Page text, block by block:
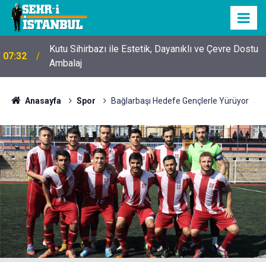
07:32
Kutu Sihirbazı ile Estetik, Dayanıklı ve Çevre Dostu
Ambalaj
Anasayfa Spor Bağlarbaşı Hedefe Gençlerle Yürüyor